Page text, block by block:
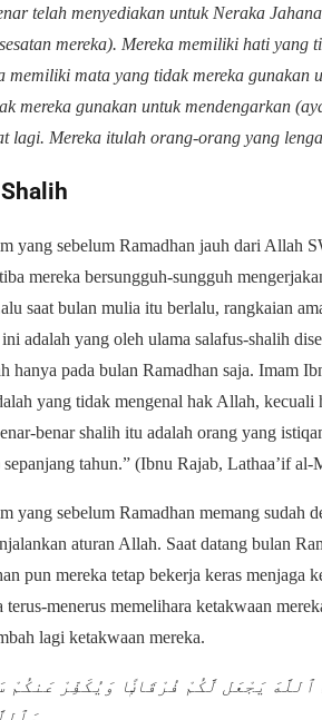
telah menyediakan untuk Neraka
mereka). Mereka memiliki hati yang
memiliki mata yang tidak mereka gunakan
mereka gunakan untuk mendengarkan
lagi. Mereka itulah orang-orang yang
yang sebelum Ramadhan jauh dari Allah
mereka bersungguh-sungguh
saat bulan mulia itu berlalu, rangkaian
adalah yang oleh ulama salafus-shalih
hanya pada bulan Ramadhan saja. Imam
yang tidak mengenal hak Allah, kecuali
benar shalih itu adalah orang yang
tahun.” (Ibnu Rajab, Lathaa’if al-
yang sebelum Ramadhan memang sudah
aturan Allah. Saat datang bulan
pun mereka tetap bekerja keras menjaga
terus-menerus memelihara ketakwaan
lagi ketakwaan mereka.
ٱللَّهَ يَجْعَل لَّكُمْ فُرْقَانًۭا وَيُكَفِّرْ عَنكُمْ